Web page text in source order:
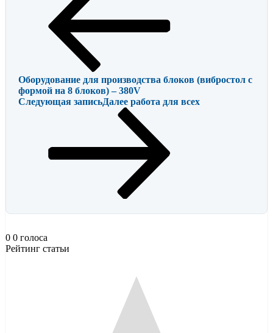
Оборудование для производства блоков (вибростол с
формой на 8 блоков) – 380V
Следующая записьДалее работа для всех
0 0 голоса
Рейтинг статьи